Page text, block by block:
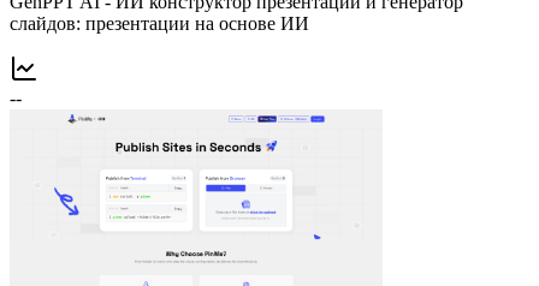
слайдов: презентации на основе ИИ
--